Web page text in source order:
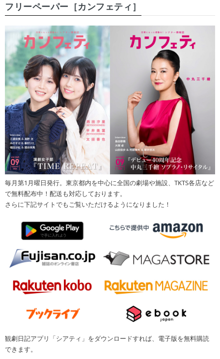
フリーペーパー［カンフェティ］
毎月第1月曜日発行。東京都内を中心に全国の劇場や施設、TKTS各店など
で無料配布中！配送も対応しております。
さらに下記サイトでもご覧いただけるようになりました！
観劇日記アプリ「シアティ」をダウンロードすれば、電子版を無料購読
できます。